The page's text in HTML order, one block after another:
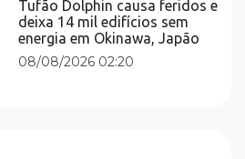
Tufão Dolphin causa feridos e
deixa 14 mil edifícios sem
energia em Okinawa, Japão
08/08/2026 02:20